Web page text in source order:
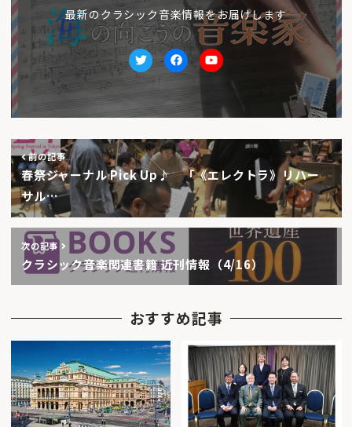
最新のクラシック音楽情報をお届けします
TwitterfacebookYoutube
前の記事
春祭ジャーナル Pick Up♪ 「《エレクトラ》リハー
サル…
次の記事
クラシック音楽関連書籍 近刊情報（4/16）
おすすめ記事